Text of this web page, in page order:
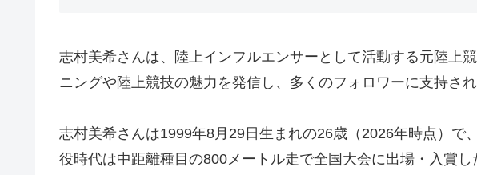
志村美希さんは、陸上インフルエンサーとして活動する元陸上
ニングや陸上競技の魅力を発信し、多くのフォロワーに支持され
志村美希さんは1999年8月29日生まれの26歳（2026年時点）で
役時代は中距離種目の800メートル走で全国大会に出場・入賞